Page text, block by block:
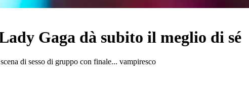
Gaga dà subito il meglio di sé
di sesso di gruppo con finale... vampiresco